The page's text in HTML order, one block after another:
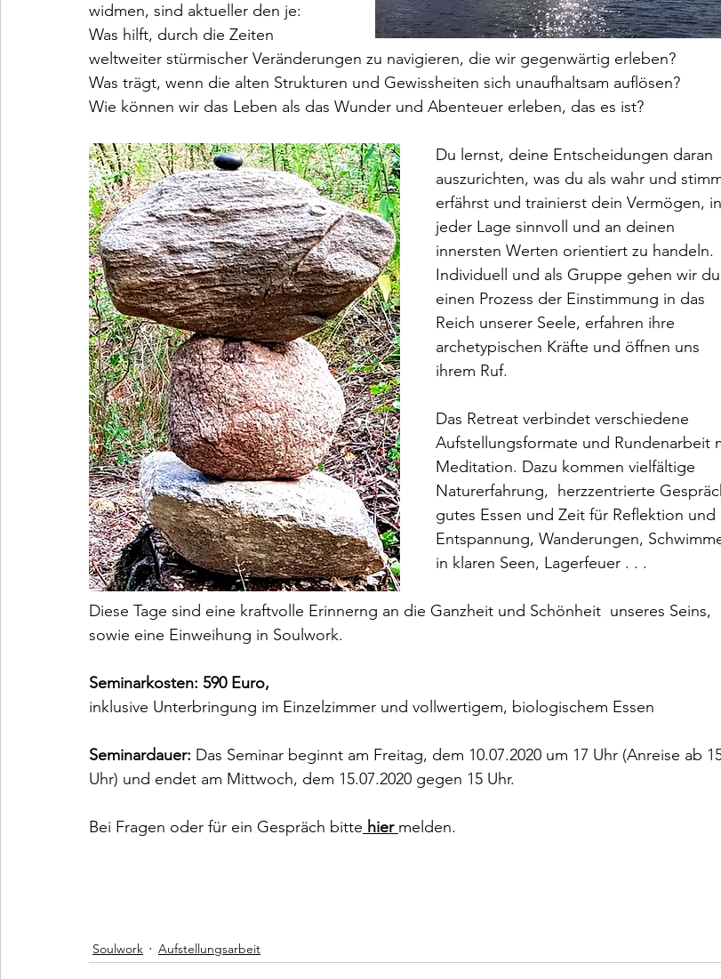
widmen, sind aktueller den je:
Was hilft, durch die Zeiten
weltweiter stürmischer Veränderungen zu navigieren, die wir gegenwärtig erleben?
Was trägt, wenn die alten Strukturen und Gewissheiten sich unaufhaltsam auflösen?
Wie können wir das Leben als das Wunder und Abenteuer erleben, das es ist?
Du lernst, deine Entscheidungen daran
auszurichten, was du als wahr und
erfährst und trainierst dein Vermögen, in
jeder Lage sinnvoll und an deinen
innersten Werten orientiert zu handeln.
Individuell und als Gruppe gehen wir
einen Prozess der Einstimmung in das
Reich unserer Seele, erfahren ihre
archetypischen Kräfte und öffnen uns
ihrem Ruf.
Das Retreat verbindet verschiedene
Aufstellungsformate und Rundenarbeit
Meditation. Dazu kommen vielfältige
Naturerfahrung,  herzzentrierte
gutes Essen und Zeit für Reflektion und
Entspannung, Wanderungen,
in klaren Seen, Lagerfeuer . . .
Diese Tage sind eine kraftvolle Erinnerng an die Ganzheit und Schönheit  unseres Seins,
sowie eine Einweihung in Soulwork.
Seminarkosten: 590 Euro,
inklusive Unterbringung im Einzelzimmer und vollwertigem, biologischem Essen
Seminardauer: Das Seminar beginnt am Freitag, dem 10.07.2020 um 17 Uhr (Anreise ab
Uhr) und endet am Mittwoch, dem 15.07.2020 gegen 15 Uhr.
Bei Fragen oder für ein Gespräch bitte hier melden.
Soulwork Aufstellungsarbeit